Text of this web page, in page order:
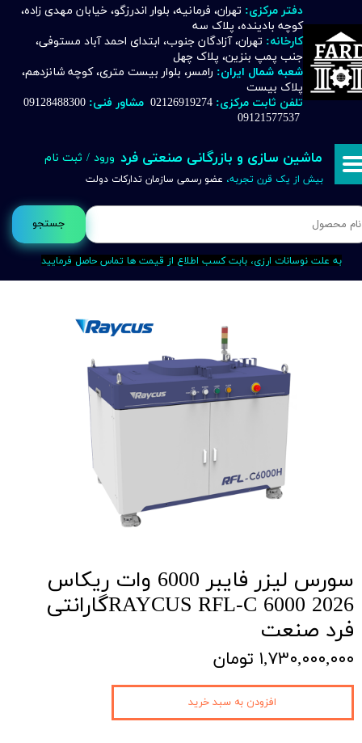
جستجو
دفتر مرکزی: تهران، فرمانیه، بلوار اندرزگو، خیابان مهدی زاده،
کوچه بادینده، پلاک سه
کارخانه: تهران، آزادگان جنوب، ابتدای احمد آباد مستوفی،
جنب پمپ بنزین، پلاک چهل
شعبه شمال ایران: رامسر، بلوار بیست متری، کوچه شانزدهم،
پلاک بیست
تلفن ثابت مرکزی: 02126919274 مشاور فنی:
09121577537
ماشین سازی و بازرگانی صنعتی فرد
بیش از یک قرن تجربه، عضو رسمی سازمان تدارکات دولت
ورود / ثبت نام
حساب کاربری من
تغییر گذر واژه
خروج از حساب کاربری
به علت نوسانات ارزی، بابت کسب اطلاع از قیمت ها تماس حاصل فرمایید
سورس لیزر فایبر 6000 وات ریکاس
RAYCUS RFL-C 6000 2026گارانتی
فرد صنعت
۱,۷۳۰,۰۰۰,۰۰۰ تومان
افزودن به سبد خرید